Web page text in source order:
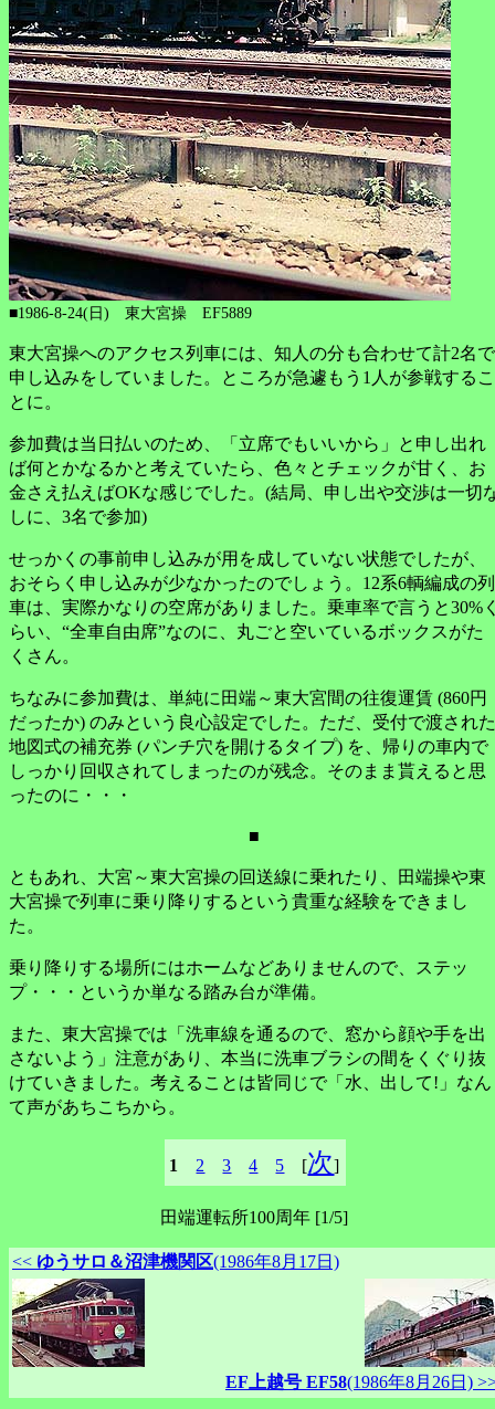
■1986-8-24(日) 東大宮操 EF5889
東大宮操へのアクセス列車には、知人の分も合わせて計2名で
申し込みをしていました。ところが急遽もう1人が参戦するこ
とに。
参加費は当日払いのため、「立席でもいいから」と申し出れ
ば何とかなるかと考えていたら、色々とチェックが甘く、お
金さえ払えばOKな感じでした。(結局、申し出や交渉は一切
しに、3名で参加)
せっかくの事前申し込みが用を成していない状態でしたが、
おそらく申し込みが少なかったのでしょう。12系6輌編成の列
車は、実際かなりの空席がありました。乗車率で言うと30%
らい、“全車自由席”なのに、丸ごと空いているボックスがた
くさん。
ちなみに参加費は、単純に田端～東大宮間の往復運賃 (860円
だったか) のみという良心設定でした。ただ、受付で渡された
地図式の補充券 (パンチ穴を開けるタイプ) を、帰りの車内で
しっかり回収されてしまったのが残念。そのまま貰えると思
ったのに・・・
■
ともあれ、大宮～東大宮操の回送線に乗れたり、田端操や東
大宮操で列車に乗り降りするという貴重な経験をできまし
た。
乗り降りする場所にはホームなどありませんので、ステッ
プ・・・というか単なる踏み台が準備。
また、東大宮操では「洗車線を通るので、窓から顔や手を出
さないよう」注意があり、本当に洗車ブラシの間をくぐり抜
けていきました。考えることは皆同じで「水、出して!」なん
て声があちこちから。
1 2 3 4 5 [次]
田端運転所100周年 [1/5]
<< ゆうサロ＆沼津機関区(1986年8月17日)
EF上越号 EF58(1986年8月26日)